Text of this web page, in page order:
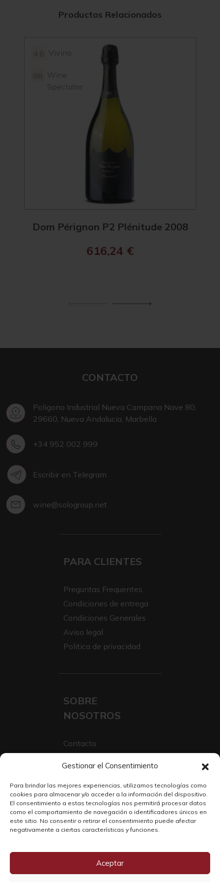
Gestionar el Consentimiento
Para brindar las mejores experiencias, utilizamos tecnologías como
cookies para almacenar y/o acceder a la información del dispositivo.
El consentimiento a estas tecnologías nos permitirá procesar datos
como el comportamiento de navegación o identificadores únicos en
este sitio. No consentir o retirar el consentimiento puede afectar
negativamente a ciertas características y funciones.
Aceptar
Productos Relacionados
Vivino
Wine
Spectator
Dom Pérignon P2 Plénitude 2008
616,24 €
CONTACTO
Poligono Industrial Nueva Campana Nave 80,
29660, Nueva Andalucia, Marbella
+34 952 002 999
Escribir en Telegram
wine@sologroup.net
PARA CLIENTES
Preguntas Frequentes
Condiciones de entrega
Condiciones Generales
Aviso legal
Politica de privacidad
SOBRE
NOSOTROS
Contacto